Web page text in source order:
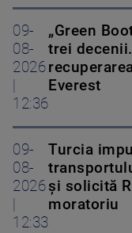
09-
08-
2026
12:36
„Green
trei
Everest
09-
08-
2026
12:33
Turcia
și solicită
moratoriu